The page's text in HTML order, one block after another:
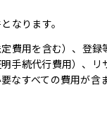
なります。
費用を含む）、登録
手続代行費用）、リ
なすべての費用が含